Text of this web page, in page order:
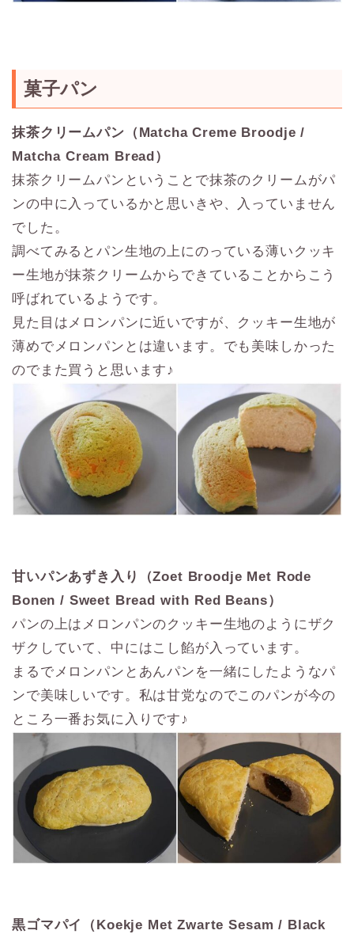
菓子パン
抹茶クリームパン（Matcha Creme Broodje /
Matcha Cream Bread）
抹茶クリームパンということで抹茶のクリームがパ
ンの中に入っているかと思いきや、入っていません
でした。
調べてみるとパン生地の上にのっている薄いクッキ
ー生地が抹茶クリームからできていることからこう
呼ばれているようです。
見た目はメロンパンに近いですが、クッキー生地が
薄めでメロンパンとは違います。でも美味しかった
のでまた買うと思います♪
甘いパンあずき入り（Zoet Broodje Met Rode
Bonen / Sweet Bread with Red Beans）
パンの上はメロンパンのクッキー生地のようにザク
ザクしていて、中にはこし餡が入っています。
まるでメロンパンとあんパンを一緒にしたようなパ
ンで美味しいです。私は甘党なのでこのパンが今の
ところ一番お気に入りです♪
黒ゴマパイ（Koekje Met Zwarte Sesam / Black